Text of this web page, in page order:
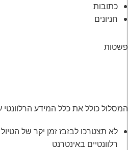
כתובות
חניונים
פשטות
המסלול כולל את כלל המידע
לא תצטרכו לבזבז זמן יקר של
רלוונטיים באינטרנט